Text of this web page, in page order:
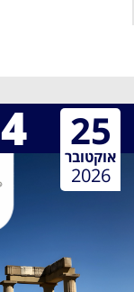
4 25
אוקטובר
2026